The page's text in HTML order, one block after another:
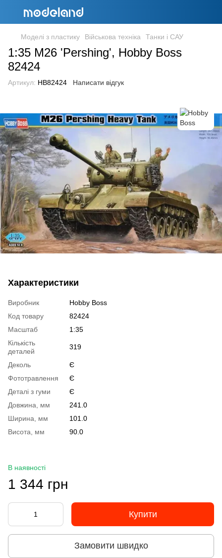
Моделі з пластику Військова техніка Танки і САУ
1:35 M26 'Pershing', Hobby Boss
82424
Артикул: HB82424 Написати відгук
Характеристики
Виробник
Hobby Boss
Код товару
82424
Масштаб
1:35
Кількість
деталей
319
Деколь
Є
Фототравлення
Є
Деталі з гуми
Є
Довжина, мм
241.0
Ширина, мм
101.0
Висота, мм
90.0
В наявності
1 344 грн
Купити
Замовити швидко